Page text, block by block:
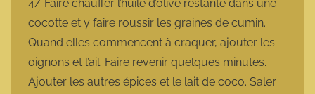
4/ Faire chauffer l’huile d’olive restante dans une
cocotte et y faire roussir les graines de cumin.
Quand elles commencent à craquer, ajouter les
oignons et l’ail. Faire revenir quelques minutes.
Ajouter les autres épices et le lait de coco. Saler